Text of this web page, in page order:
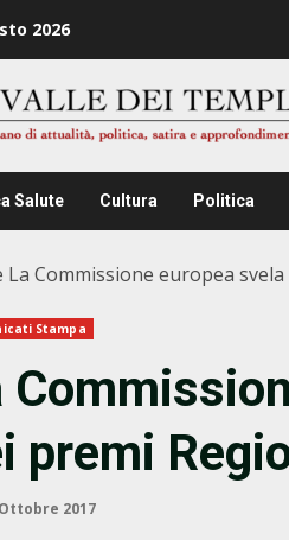
2026
Salute Cultura Politica
La Commissione europea
Stampa
premi
2017